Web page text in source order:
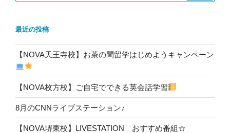
最近の投稿
【NOVA天王寺校】お茶の間留学はじめようキャンペーン
【NOVA枚方校】ご自宅でできる英会話学習
8月のCNNライブステーション♪
【NOVA堺東校】LIVESTATION おすすめ番組☆